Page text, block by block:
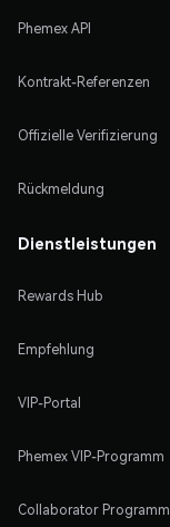
Phemex API
Kontrakt-Referenzen
Offizielle Verifizierung
Rückmeldung
Dienstleistungen
Rewards Hub
Empfehlung
VIP-Portal
Phemex VIP-Programm
Collaborator Programm